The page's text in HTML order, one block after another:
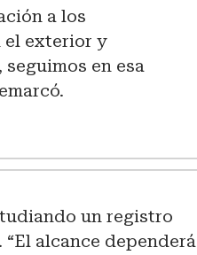
a los
el exterior y
en esa
un registro
alcance dependerá